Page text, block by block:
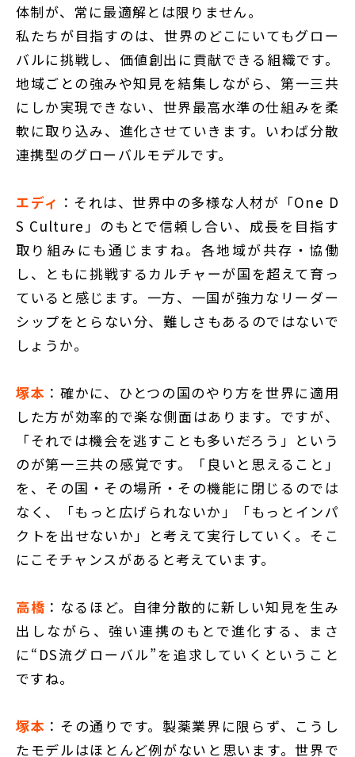
体制が、常に最適解とは限りません。
私たちが目指すのは、世界のどこにいてもグロー
バルに挑戦し、価値創出に貢献できる組織です。
地域ごとの強みや知見を結集しながら、第一三共
にしか実現できない、世界最高水準の仕組みを柔
軟に取り込み、進化させていきます。いわば分散
連携型のグローバルモデルです。
エディ ：それは、世界中の多様な人材が「One D
S Culture」のもとで信頼し合い、成長を目指す
取り組みにも通じますね。各地域が共存・協働
し、ともに挑戦するカルチャーが国を超えて育っ
ていると感じます。一方、一国が強力なリーダー
シップをとらない分、難しさもあるのではないで
しょうか。
塚本 ：確かに、ひとつの国のやり方を世界に適用
した方が効率的で楽な側面はあります。ですが、
「それでは機会を逃すことも多いだろう」という
のが第一三共の感覚です。「良いと思えること」
を、その国・その場所・その機能に閉じるのでは
なく、「もっと広げられないか」「もっとインパ
クトを出せないか」と考えて実行していく。そこ
にこそチャンスがあると考えています。
高橋 ：なるほど。自律分散的に新しい知見を生み
出しながら、強い連携のもとで進化する、まさ
に“DS流グローバル”を追求していくということ
ですね。
塚本 ：その通りです。製薬業界に限らず、こうし
たモデルはほとんど例がないと思います。世界で